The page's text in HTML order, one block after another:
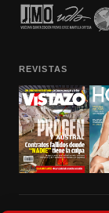
REVISTAS